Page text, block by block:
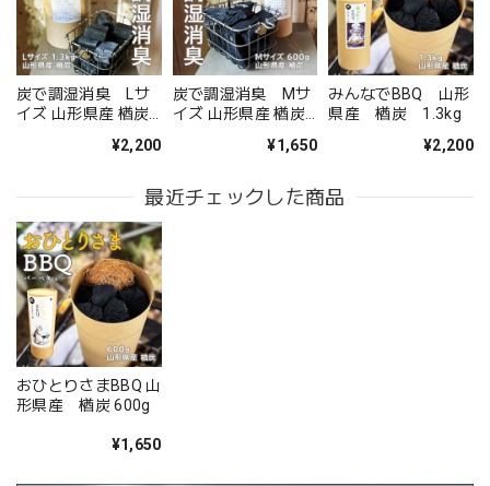
無事に届いたようです。 注文時に、間違えて記入してどう
しようと思っていた所に、丁寧な電話をいただき助かりまし
た。 送り先の友人から写真が送られてきましたが、とても
立派なアレンジメントで感激しました。 友人も喜んでいま
慮されていたようです。 お願いして良かったです。 また機
ました。
このたびは大切なご友人への贈り物に、当店の
お花をお選びいただき誠にありがとうございま
した。 また、ご友人にもお喜びいただけたとの
こと、そしてお送りしたアレンジメントを「立
派」とお褒めいただき、大変嬉しく拝見しまし
た。 配送についてもご満足いただけたようで何
よりです。 温かいお言葉を励みに、これからも
のご利用を心よりお待ちしております。 このた
炭で調湿消臭 Lサ
イズ 山形県産 楢炭
¥2,200
炭で調湿消臭 Mサ
イズ 山形県産 楢炭
¥1,650
みんなでBBQ 山形
県産 楢炭 1.3kg
¥2,200
最近チェックした商品
おひとりさまBBQ 山
形県産 楢炭 600g
¥1,650